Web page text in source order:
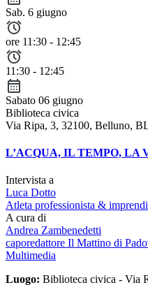
Sab. 6 giugno
ore 11:30 - 12:45
11:30 - 12:45
Sabato 06 giugno
Biblioteca civica
Via Ripa, 3, 32100, Belluno,
L’ACQUA, IL TEMPO, LA
Intervista a
Luca Dotto
Atleta professionista &
A cura di
Andrea Zambenedetti
caporedattore Il Mattino di
Multimedia
Luogo: Biblioteca civica - Via